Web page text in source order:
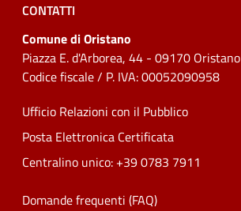
CONTATTI
Comune di Oristano
Piazza E. d'Arborea, 44 - 09170 Oristano
Codice fiscale / P. IVA: 00052090958
Ufficio Relazioni con il Pubblico
Posta Elettronica Certificata
Centralino unico: +39 0783 7911
Domande frequenti (FAQ)